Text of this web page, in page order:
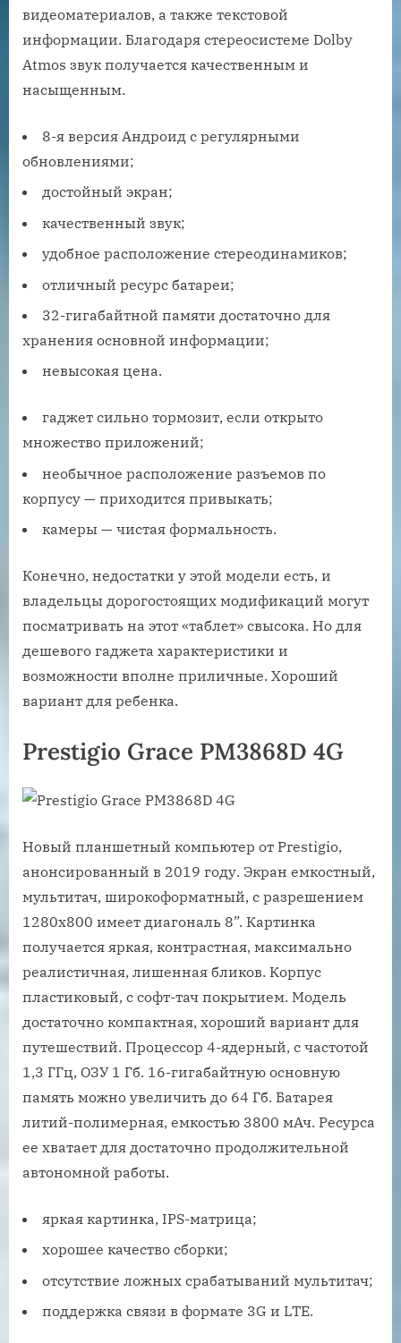
видеоматериалов, а также текстовой
информации. Благодаря стереосистеме Dolby
Atmos звук получается качественным и
насыщенным.
8-я версия Андроид с регулярными
обновлениями;
достойный экран;
качественный звук;
удобное расположение стереодинамиков;
отличный ресурс батареи;
32-гигабайтной памяти достаточно для
хранения основной информации;
невысокая цена.
гаджет сильно тормозит, если открыто
множество приложений;
необычное расположение разъемов по
корпусу — приходится привыкать;
камеры — чистая формальность.
Конечно, недостатки у этой модели есть, и
владельцы дорогостоящих модификаций могут
посматривать на этот «таблет» свысока. Но для
дешевого гаджета характеристики и
возможности вполне приличные. Хороший
вариант для ребенка.
Prestigio Grace PM3868D 4G
Новый планшетный компьютер от Prestigio,
анонсированный в 2019 году. Экран емкостный,
мультитач, широкоформатный, с разрешением
1280х800 имеет диагональ 8”. Картинка
получается яркая, контрастная, максимально
реалистичная, лишенная бликов. Корпус
пластиковый, с софт-тач покрытием. Модель
достаточно компактная, хороший вариант для
путешествий. Процессор 4-ядерный, с частотой
1,3 ГГц, ОЗУ 1 Гб. 16-гигабайтную основную
память можно увеличить до 64 Гб. Батарея
литий-полимерная, емкостью 3800 мАч. Ресурса
ее хватает для достаточно продолжительной
автономной работы.
яркая картинка, IPS-матрица;
хорошее качество сборки;
отсутствие ложных срабатываний мультитач;
поддержка связи в формате 3G и LTE.